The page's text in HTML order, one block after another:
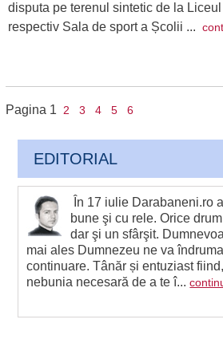
disputa pe terenul sintetic de la Liceul
respectiv Sala de sport a Școlii ...
Pagina 1 2 3 4 5 6
EDITORIAL
În 17 iulie Darabaneni.ro
bune şi cu rele. Orice
dar şi un sfârşit.
mai ales Dumnezeu ne va
continuare. Tânăr și entuziast
nebunia necesară de a te î...